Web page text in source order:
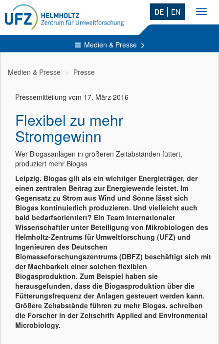
DE EN
Medien & Presse
Medien & Presse Presse
Pressemitteilung vom 17. März 2016
Flexibel zu mehr
Stromgewinn
Wer Biogasanlagen in größeren Zeitabständen füttert,
produziert mehr Biogas
Leipzig. Biogas gilt als ein wichtiger Energieträger, der
einen zentralen Beitrag zur Energiewende leistet. Im
Gegensatz zu Strom aus Wind und Sonne lässt sich
Biogas kontinuierlich produzieren. Und vielleicht auch
bald bedarfsorientiert? Ein Team internationaler
Wissenschaftler unter Beteiligung von Mikrobiologen des
Helmholtz-Zentrums für Umweltforschung (UFZ) und
Ingenieuren des Deutschen
Biomasseforschungszentrums (DBFZ) beschäftigt sich mit
der Machbarkeit einer solchen flexiblen
Biogasproduktion. Zum Beispiel haben sie
herausgefunden, dass die Biogasproduktion über die
Fütterungsfrequenz der Anlagen gesteuert werden kann.
Größere Zeitabstände führen zu mehr Biogas, schreiben
die Forscher in der Zeitschrift Applied and Environmental
Microbiology.